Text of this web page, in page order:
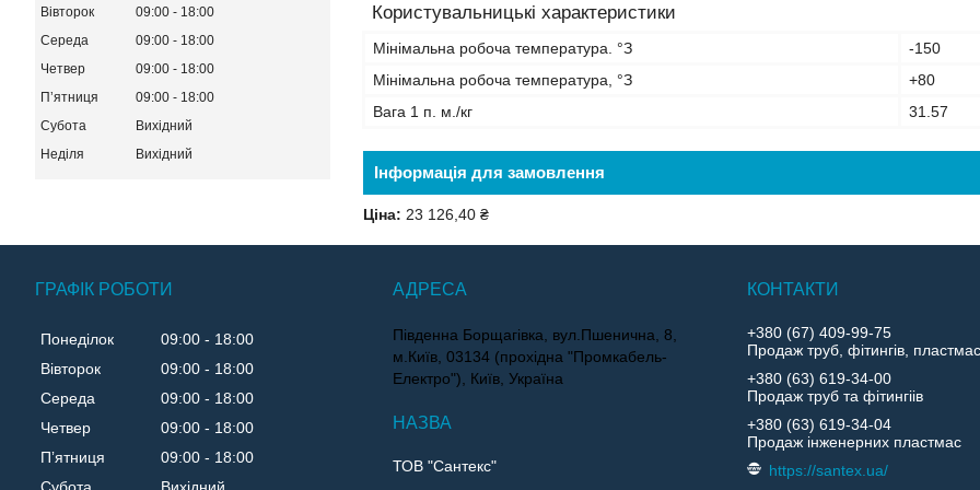
Користувальницькі характеристики
Мінімальна робоча температура. °З
-150
Мінімальна робоча температура, °З
+80
Вага 1 п. м./кг
31.57
Інформація для замовлення
Ціна: 23 126,40 ₴
Вівторок 09:00
18:00
Середа
09:00
18:00
Четвер
09:00
18:00
Пʼятниця
09:00
18:00
Субота
Вихідний
Неділя
Вихідний
ГРАФІК РОБОТИ
Понеділок 09:00
18:00
Вівторок
09:00
18:00
Середа
09:00
18:00
Четвер
09:00
18:00
Пʼятниця
09:00
18:00
Південна Борщагівка, вул.Пшенична, 8,
м.Київ, 03134 (прохідна "Промкабель-
Електро"), Київ, Україна
ТОВ "Сантекс"
+380 (67) 409-99-75
Продаж труб, фітингів,
+380 (63) 619-34-00
Продаж труб та фітингіів
+380 (63) 619-34-04
Продаж інженерних пластмас
https://santex.ua/